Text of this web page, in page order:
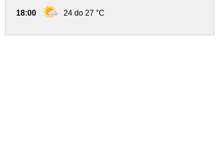
18:00 24 do 27 °C